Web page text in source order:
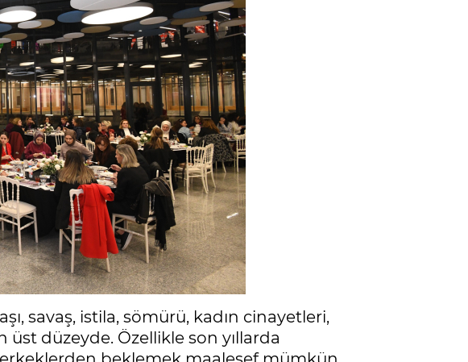
savaş, istila, sömürü, kadın cinayetleri,
düzeyde. Özellikle son yıllarda